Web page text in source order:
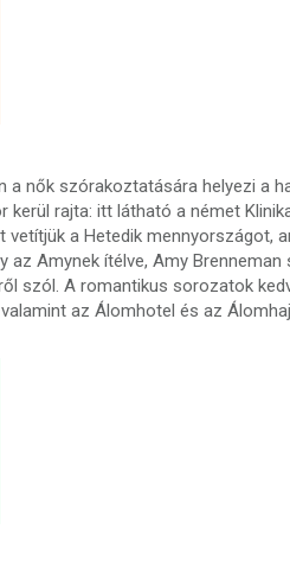
a nők szórakoztatására helyezi
kerül rajta: itt látható a német
a Hetedik mennyországot,
az Amynek ítélve, Amy
szól. A romantikus sorozatok
az Álomhotel és az